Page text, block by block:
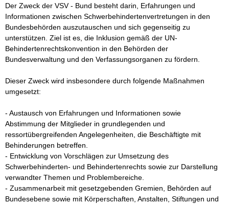
Der Zweck der VSV - Bund besteht darin, Erfahrungen und
Informationen zwischen Schwerbehindertenvertretungen in den
Bundesbehörden auszutauschen und sich gegenseitig zu
unterstützen. Ziel ist es, die Inklusion gemäß der UN-
Behindertenrechtskonvention in den Behörden der
Bundesverwaltung und den Verfassungsorganen zu fördern.
Dieser Zweck wird insbesondere durch folgende Maßnahmen
umgesetzt:
- Austausch von Erfahrungen und Informationen sowie
Abstimmung der Mitglieder in grundlegenden und
ressortübergreifenden Angelegenheiten, die Beschäftigte mit
Behinderungen betreffen.
- Entwicklung von Vorschlägen zur Umsetzung des
Schwerbehinderten- und Behindertenrechts sowie zur Darstellung
verwandter Themen und Problembereiche.
- Zusammenarbeit mit gesetzgebenden Gremien, Behörden auf
Bundesebene sowie mit Körperschaften, Anstalten, Stiftungen und